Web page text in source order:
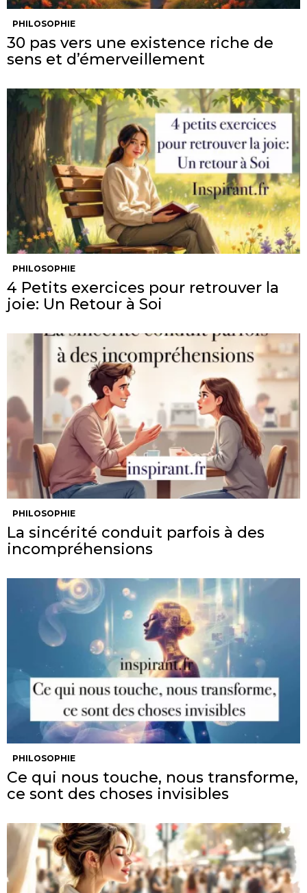
PHILOSOPHIE
30 pas vers une existence riche de
sens et d’émerveillement
PHILOSOPHIE
4 Petits exercices pour retrouver la
joie: Un Retour à Soi
PHILOSOPHIE
La sincérité conduit parfois à des
incompréhensions
PHILOSOPHIE
Ce qui nous touche, nous transforme,
ce sont des choses invisibles